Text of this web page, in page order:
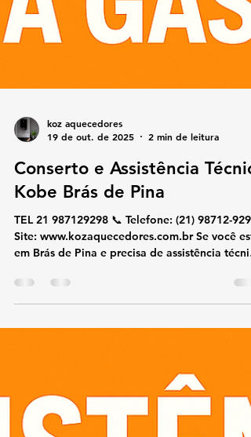
koz aquecedores
19 de out. de 2025
2 min de leitura
Kobe Brás de Pina
TEL 21 987129298 📞 Telefone: (21) 98712-9298🌐
em Brás de Pina e precisa de assistência técnica
especializada em aquecedores Kobe , nossa
utilizando apenas peças originais Kobe para
garantir a durabilidade do seu equipamento.
Serviços oferecidos: Conserto de aquecedores
Kobe Manutenção prevent